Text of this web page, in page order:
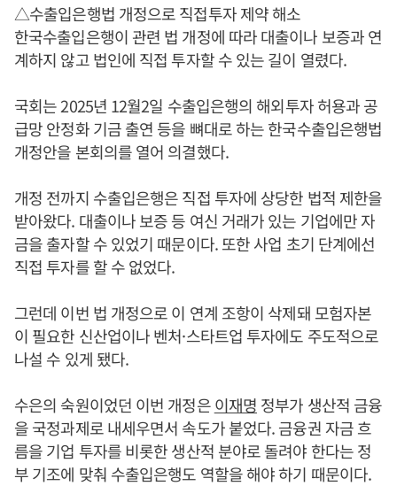
△수출입은행법 개정으로 직접투자 제약 해소
한국수출입은행이 관련 법 개정에 따라 대출이나 보증과 연
계하지 않고 법인에 직접 투자할 수 있는 길이 열렸다.
국회는 2025년 12월2일 수출입은행의 해외투자 허용과 공
급망 안정화 기금 출연 등을 뼈대로 하는 한국수출입은행법
개정안을 본회의를 열어 의결했다.
개정 전까지 수출입은행은 직접 투자에 상당한 법적 제한을
받아왔다. 대출이나 보증 등 여신 거래가 있는 기업에만 자
금을 출자할 수 있었기 때문이다. 또한 사업 초기 단계에선
직접 투자를 할 수 없었다.
그런데 이번 법 개정으로 이 연계 조항이 삭제돼 모험자본
이 필요한 신산업이나 벤처·스타트업 투자에도 주도적으로
나설 수 있게 됐다.
수은의 숙원이었던 이번 개정은이재명 정부가 생산적 금융
을 국정과제로 내세우면서 속도가 붙었다. 금융권 자금 흐
름을 기업 투자를 비롯한 생산적 분야로 돌려야 한다는 정
부 기조에 맞춰 수출입은행도 역할을 해야 하기 때문이다.